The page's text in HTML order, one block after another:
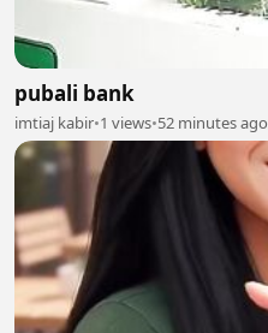
pubali bank
imtiaj kabir•1 views•52 minutes ago